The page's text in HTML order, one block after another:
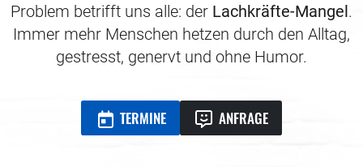
Problem betrifft uns alle: der Lachkräfte-Mangel.
Immer mehr Menschen hetzen durch den Alltag,
gestresst, genervt und ohne Humor.
TERMINE ANFRAGE